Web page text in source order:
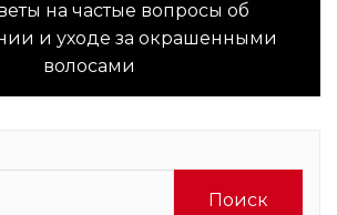
Следующая
запись:
на частые вопросы об
и уходе за окрашенными
волосами